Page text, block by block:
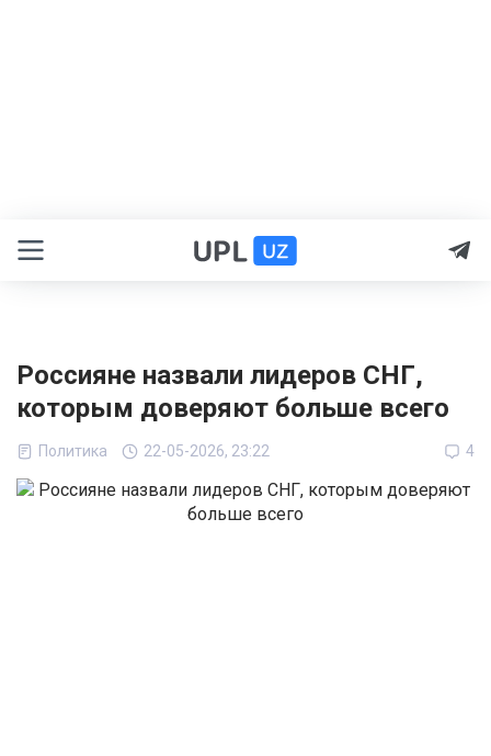
Россияне назвали лидеров СНГ,
которым доверяют больше всего
Политика 22-05-2026, 23:22 4